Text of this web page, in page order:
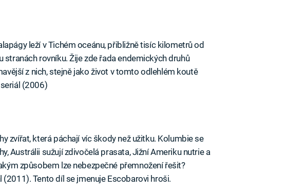
leží v Tichém oceánu, přibližně tisíc kilometrů od
stranách rovníku. Žije zde řada endemických druhů
z nich, stejně jako život v tomto odlehlém koutě
(2006)
zvířat, která páchají víc škody než užitku. Kolumbie se
Austrálii sužují zdivočelá prasata, Jižní Ameriku nutrie a
způsobem lze nebezpečné přemnožení řešit?
Tento díl se jmenuje Escobarovi hroši.